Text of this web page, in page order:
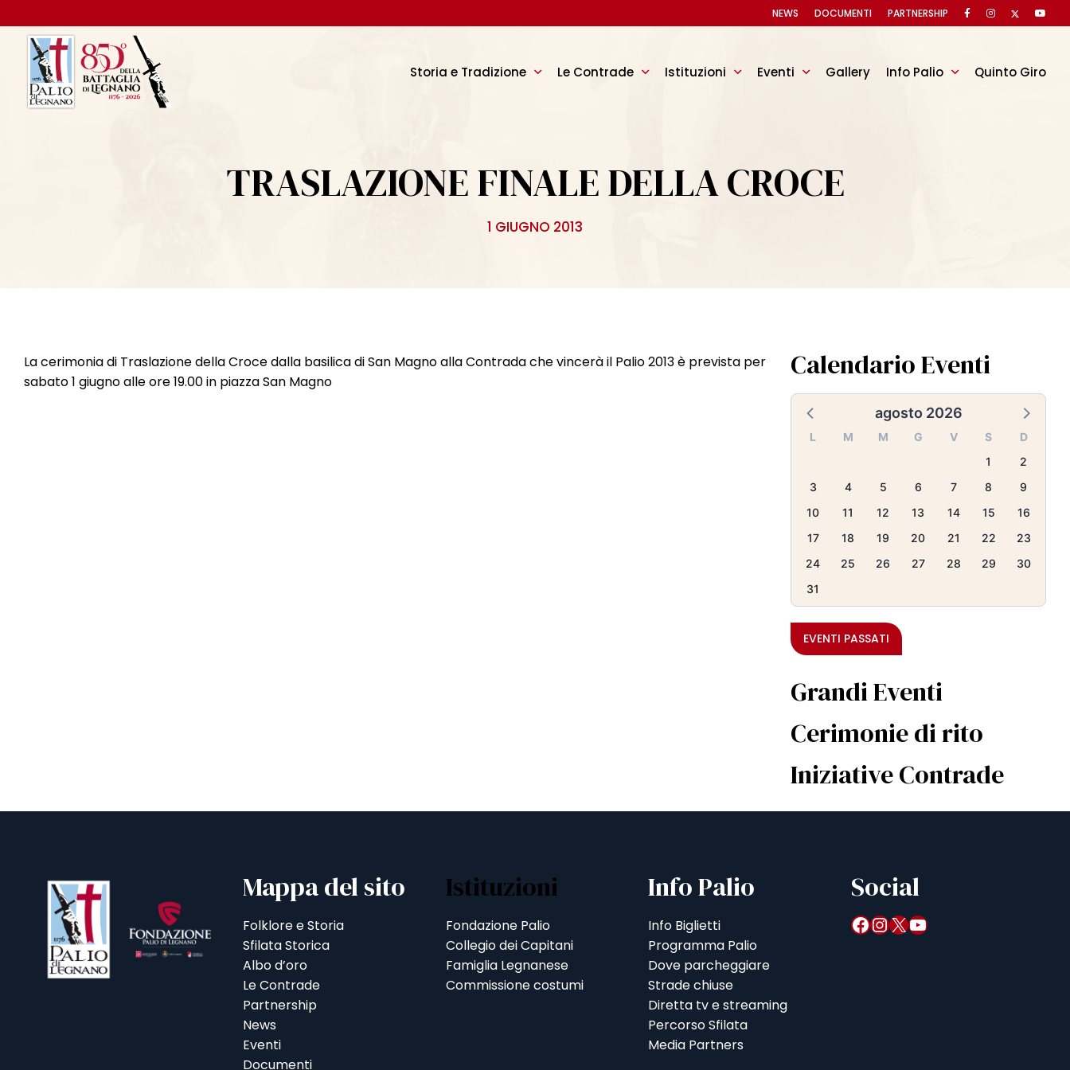
Storia e Tradizione Le Contrade Istituzioni Eventi Gallery Info Palio Quinto Giro
NEWS DOCUMENTI PARTNERSHIP
TRASLAZIONE FINALE DELLA CROCE
1 GIUGNO 2013
La cerimonia di Traslazione della Croce dalla basilica di San Magno alla Contrada che vincerà il Palio 2013 è prevista per
sabato 1 giugno alle ore 19.00 in piazza San Magno
Calendario Eventi
agosto 2026
L M M G V S
D
1
2
3
4 5 6 7 8
9
10
11 12 13 14 15
16
17
18 19 20 21 22
23
24
25 26 27 28 29
30
31
EVENTI PASSATI
Grandi Eventi
Cerimonie di rito
Iniziative Contrade
Mappa del sito
Folklore e Storia
Sfilata Storica
Albo d’oro
Le Contrade
Partnership
News
Eventi
Documenti
Istituzioni
Fondazione Palio
Collegio dei Capitani
Famiglia Legnanese
Commissione costumi
Info Palio
Info Biglietti
Programma Palio
Dove parcheggiare
Strade chiuse
Diretta tv e streaming
Percorso Sfilata
Media Partners
Social
Facebook InstagramX YouTube